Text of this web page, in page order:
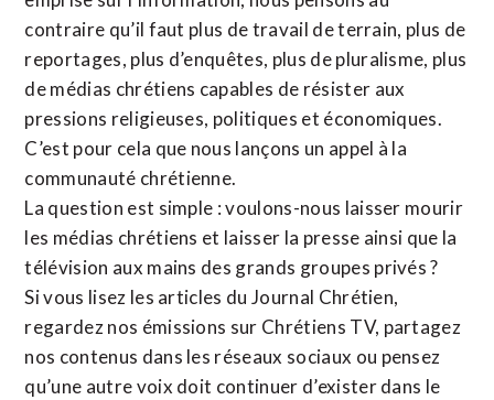
contraire qu’il faut plus de travail de terrain, plus de
reportages, plus d’enquêtes, plus de pluralisme, plus
de médias chrétiens capables de résister aux
pressions religieuses, politiques et économiques.
C’est pour cela que nous lançons un appel à la
communauté chrétienne.
La question est simple : voulons-nous laisser mourir
les médias chrétiens et laisser la presse ainsi que la
télévision aux mains des grands groupes privés ?
Si vous lisez les articles du Journal Chrétien,
regardez nos émissions sur Chrétiens TV, partagez
nos contenus dans les réseaux sociaux ou pensez
qu’une autre voix doit continuer d’exister dans le